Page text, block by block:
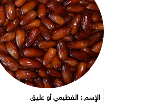
الإسم : الفطيمي أو عليق